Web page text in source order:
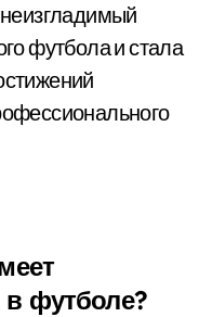
футбола и стала
футболе?